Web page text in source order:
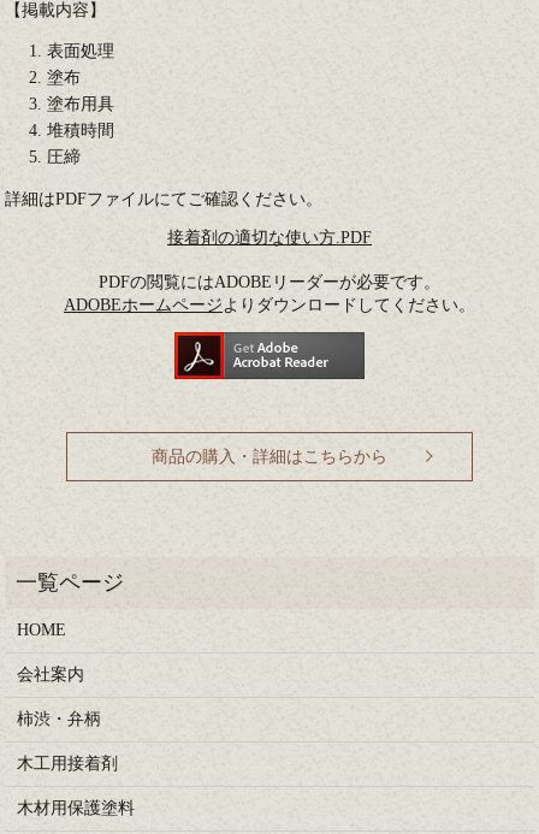
【掲載内容】
表面処理
塗布
塗布用具
堆積時間
圧締
詳細はPDFファイルにてご確認ください。
接着剤の適切な使い方.PDF
PDFの閲覧にはADOBEリーダーが必要です。
ADOBEホームページよりダウンロードしてください。
商品の購入・詳細はこちらから
HOME
会社案内
柿渋・弁柄
木工用接着剤
木材用保護塗料